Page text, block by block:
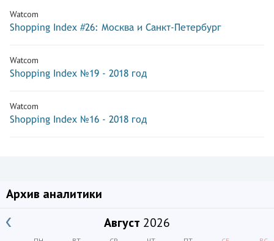
Watcom
Shopping Index #26: Москва и Санкт-Петербург
Watcom
Shopping Index №19 - 2018 год
Watcom
Shopping Index №16 - 2018 год
Архив аналитики
Август 2026